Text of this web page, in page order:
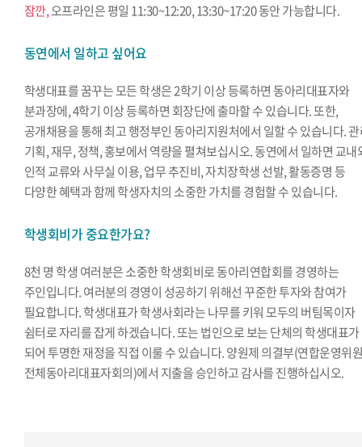
잠깐,오프라인은 평일 11:30~12:20, 13:30~17:20 동안 가능합니다.
동연에서 일하고 싶어요
학생대표를 꿈꾸는 모든 학생은 2학기 이상 등록하면 동아리대표자와
분과장에, 4학기 이상 등록하면 회장단에 출마할 수 있습니다. 또한,
공개채용을 통해 최고 행정부인 동아리지원처에서 일할 수 있습니다.
기획, 재무, 정책, 홍보에서 역량을 펼쳐보십시오. 동연에서 일하면 교내
인적 교류와 사무실 이용, 업무 추진비, 자치장학생 선발, 활동증명 등
다양한 혜택과 함께 학생자치의 소중한 가치를 경험할 수 있습니다.
학생회비가 중요한가요?
8천 명 학생 여러분은 소중한 학생회비로 동아리연합회를 경영하는
주인입니다. 여러분의 경영이 성공하기 위해선 꾸준한 투자와 참여가
필요합니다. 학생대표가 학생사회라는 나무를 키워 모두의 버팀목이자
쉼터로 자리를 잡게 하겠습니다. 또는 법인으로 보는 단체의 학생대표가
되어 투명한 재정을 직접 이룰 수 있습니다. 양원제 의결부(연합운영위
전체동아리대표자회의)에서 지출을 승인하고 감사를 진행하십시오.